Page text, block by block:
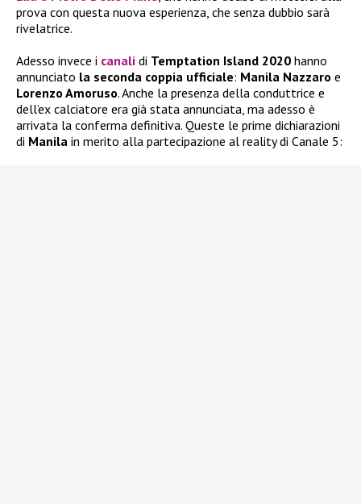
prova con questa nuova esperienza, che senza dubbio sarà
rivelatrice.
Adesso invece i canali di Temptation Island 2020 hanno
annunciato la seconda coppia ufficiale: Manila Nazzaro e
Lorenzo Amoruso. Anche la presenza della conduttrice e
dell’ex calciatore era già stata annunciata, ma adesso è
arrivata la conferma definitiva. Queste le prime dichiarazioni
di Manila in merito alla partecipazione al reality di Canale 5: